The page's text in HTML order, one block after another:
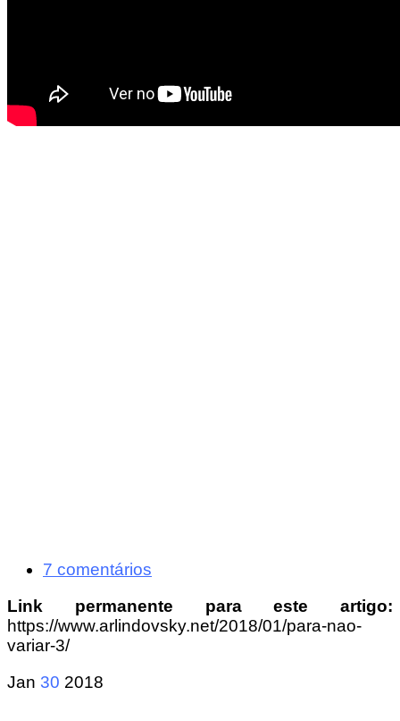
7 comentários
Link permanente para este artigo:
https://www.arlindovsky.net/2018/01/para-nao-
variar-3/
Jan 30 2018